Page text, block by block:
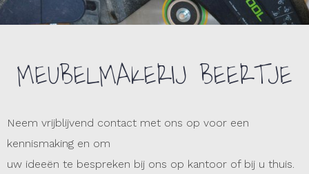
MEUBELMAKERIJ BEERTJE
Neem vrijblijvend contact met ons op voor een
kennismaking en om
uw ideeën te bespreken bij ons op kantoor of bij u thuis.